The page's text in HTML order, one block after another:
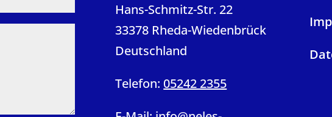
Hans-Schmitz-Str. 22
33378 Rheda-Wiedenbrück
Deutschland
Telefon: 05242 2355